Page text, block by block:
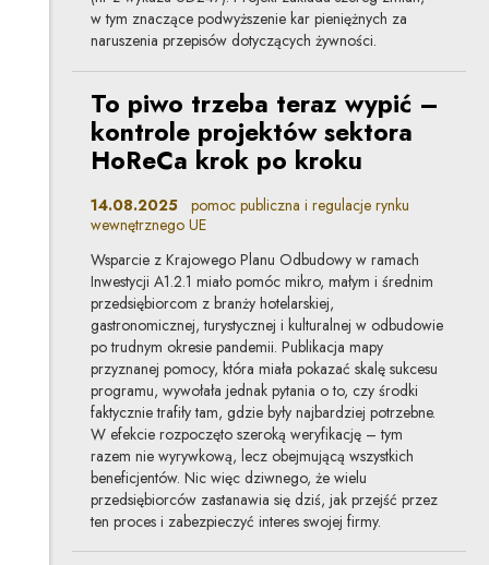
w tym znaczące podwyższenie kar pieniężnych za
naruszenia przepisów dotyczących żywności.
To piwo trzeba teraz wypić –
kontrole projektów sektora
HoReCa krok po kroku
14.08.2025 pomoc publiczna i regulacje rynku
wewnętrznego UE
Wsparcie z Krajowego Planu Odbudowy w ramach
Inwestycji A1.2.1 miało pomóc mikro, małym i średnim
przedsiębiorcom z branży hotelarskiej,
gastronomicznej, turystycznej i kulturalnej w odbudowie
po trudnym okresie pandemii. Publikacja mapy
przyznanej pomocy, która miała pokazać skalę sukcesu
programu, wywołała jednak pytania o to, czy środki
faktycznie trafiły tam, gdzie były najbardziej potrzebne.
W efekcie rozpoczęto szeroką weryfikację – tym
razem nie wyrywkową, lecz obejmującą wszystkich
beneficjentów. Nic więc dziwnego, że wielu
przedsiębiorców zastanawia się dziś, jak przejść przez
ten proces i zabezpieczyć interes swojej firmy.